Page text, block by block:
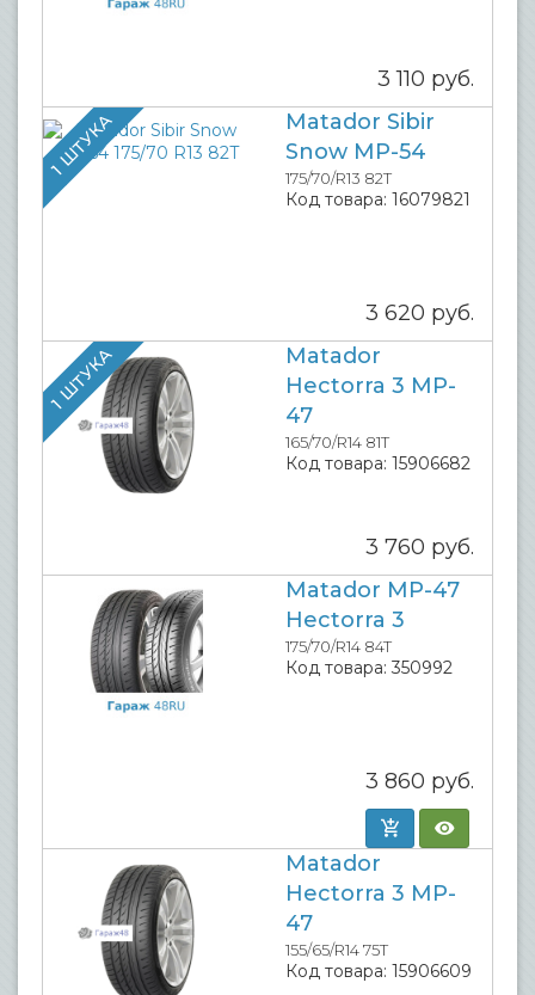
3 110 руб.
1 ШТУКА
Matador Sibir
Snow MP-54
175/70/R13 82T
Код товара: 16079821
3 620 руб.
1 ШТУКА
Matador
Hectorra 3 MP-
47
165/70/R14 81T
Код товара: 15906682
3 760 руб.
Matador MP-47
Hectorra 3
175/70/R14 84T
Код товара: 350992
3 860 руб.
Matador
Hectorra 3 MP-
47
155/65/R14 75T
Код товара: 15906609